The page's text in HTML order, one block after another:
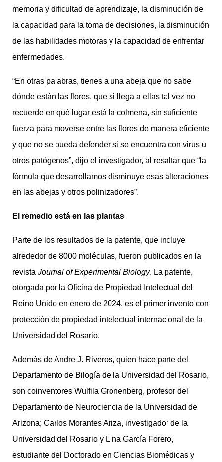
memoria y dificultad de aprendizaje, la disminución de
la capacidad para la toma de decisiones, la disminución
de las habilidades motoras y la capacidad de enfrentar
enfermedades.
“En otras palabras, tienes a una abeja que no sabe
dónde están las flores, que si llega a ellas tal vez no
recuerde en qué lugar está la colmena, sin suficiente
fuerza para moverse entre las flores de manera eficiente
y que no se pueda defender si se encuentra con virus u
otros patógenos”, dijo el investigador, al resaltar que “la
fórmula que desarrollamos disminuye esas alteraciones
en las abejas y otros polinizadores”.
El remedio está en las plantas
Parte de los resultados de la patente, que incluye
alrededor de 8000 moléculas, fueron publicados en la
revista Journal of Experimental Biology. La patente,
otorgada por la Oficina de Propiedad Intelectual del
Reino Unido en enero de 2024, es el primer invento con
protección de propiedad intelectual internacional de la
Universidad del Rosario.
Además de Andre J. Riveros, quien hace parte del
Departamento de Bilogía de la Universidad del Rosario,
son coinventores Wulfila Gronenberg, profesor del
Departamento de Neurociencia de la Universidad de
Arizona; Carlos Morantes Ariza, investigador de la
Universidad del Rosario y Lina García Forero,
estudiante del Doctorado en Ciencias Biomédicas y